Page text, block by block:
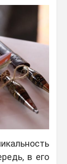
в его